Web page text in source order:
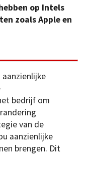
op Intels
zoals Apple en
aanzienlijke
bedrijf om
van de
aanzienlijke
brengen. Dit